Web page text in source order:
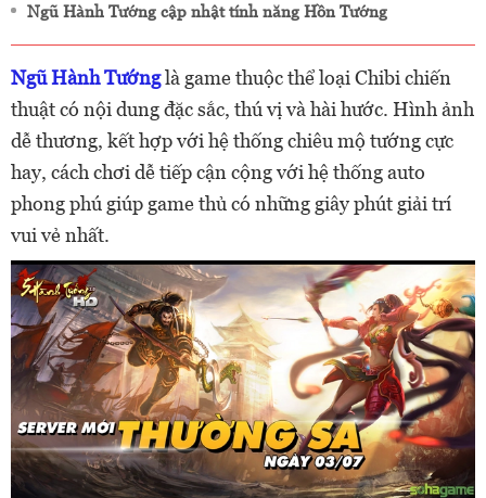
Ngũ Hành Tướng cập nhật tính năng Hồn Tướng
Ngũ Hành Tướnglà game thuộc thể loại Chibi chiến
thuật có nội dung đặc sắc, thú vị và hài hước. Hình ảnh
dễ thương, kết hợp với hệ thống chiêu mộ tướng cực
hay, cách chơi dễ tiếp cận cộng với hệ thống auto
phong phú giúp game thủ có những giây phút giải trí
vui vẻ nhất.